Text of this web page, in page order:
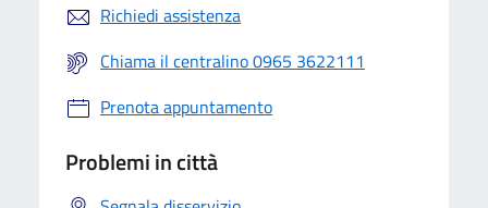
Richiedi assistenza
Chiama il centralino 0965 3622111
Prenota appuntamento
Problemi in città